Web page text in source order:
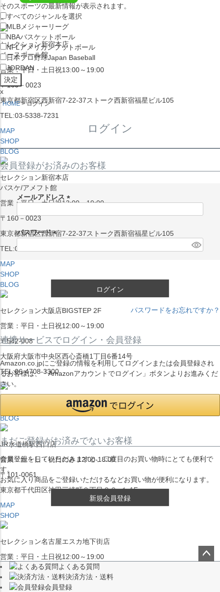
×
セレクション新宿本店
ベースボール館
営業：平日・土日祝13:00～19:00
〒160－0023
東京都新宿区西新宿7-22-37ストーク西新宿福星ビル105
TEL:03-5338-7231
MAP
SHOP
BLOG
セレクション新宿本店
バスケ/アメフト館
営業：平日・土日祝13:00～19:00
〒160－0023
東京都新宿区西新宿7-22-37ストーク西新宿福星ビル105
TEL:03-5338-7231
MAP
SHOP
BLOG
セレクション大阪店BIGSTEP 2F
営業：平日・土日祝12:00～19:00
〒542-008
大阪府大阪市中央区西心斎橋1丁目6番14号
TEL:06-4708-3300
MAP
BLOG
JR水道橋駅西口店
営業：土・日・祝日のみ 12:00-18:00
〒101-0061
東京都千代田区神田三崎町２丁目２２−１ 1F
MAP
SHOP
セレクション名古屋エスカ地下街店
営業：平日・土日祝12:00～19:00
（※15:00～16:00はメンテナンスのためクローズ）
〒453-0015
そのスポーツの最新情報が表示されます。
すべてのジャンルを選択
MLB メジャーリーグ
NBAバスケットボール
NFLアメリカンフットボール
日本プロ野球Japan Baseball
JORDAN
x
HOME ログイン
ログイン
会員登録がお済みのお客様
メールアドレス
須
)
パスワード
ログイン
パスワードをお忘れですか？
連携サービスでログイン・会員登録
Amazon.co.jpにご登録の情報を利用してログインまたは会員登録され
るお客様は、「Amazonアカウントでログイン」ボタンよりお進みくだ
さい。
まだご登録がお済みでないお客様
会員登録をしていただきますと、二度目のお買い物時にとても便利で
す。
お気に入り商品をご登録いただけるなどお買い物が便利になります。
新規会員登録
よくある質問
決済方法・送料
会員登録